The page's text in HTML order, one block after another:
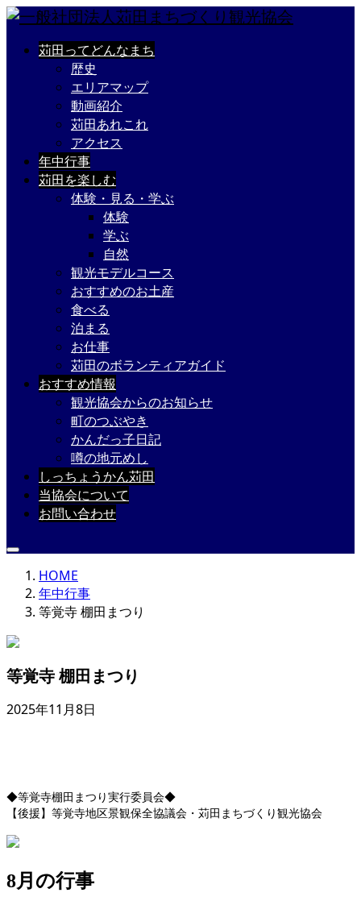
苅田ってどんなまち
歴史
エリアマップ
動画紹介
苅田あれこれ
アクセス
年中行事
苅田を楽しむ
体験・見る・学ぶ
体験
学ぶ
自然
観光モデルコース
おすすめのお土産
食べる
泊まる
お仕事
苅田のボランティアガイド
おすすめ情報
観光協会からのお知らせ
町のつぶやき
かんだっ子日記
噂の地元めし
しっちょうかん苅田
当協会について
お問い合わせ
HOME
年中行事
等覚寺 棚田まつり
等覚寺 棚田まつり
2025年11月8日
◆等覚寺棚田まつり実行委員会◆
【後援】等覚寺地区景観保全協議会・苅田まちづくり観光協会
8月の行事